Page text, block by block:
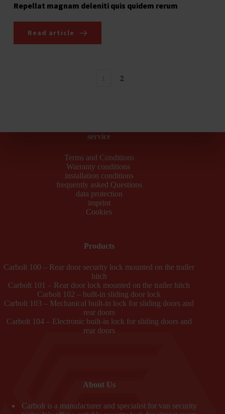
Repellat magnam deleniti quis quidem rerum
Read article
2
service
Terms and Conditions
Warranty conditions
installation conditions
frequently asked Questions
data protection
imprint
Cookies
Products
Carbolt 100 – Rear door security lock mounted on the trailer
hitch
Carbolt 101 – Rear door lock mounted on the trailer hitch
Carbolt 102 – built-in sliding door lock
Carbolt 103 – Mechanical built-in lock for sliding doors and
rear doors
Carbolt 104 – Electronic built-in lock for sliding doors and
rear doors
About Us
Carbolt is a manufacturer and specialist for van security